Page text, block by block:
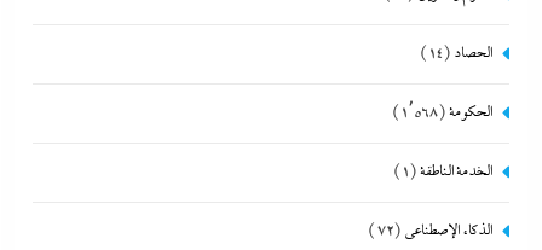
الحصاد (14)
الحكومة(1٬568)
الخدمة الناطقة(1)
الذكاء الإصطناعي (72)